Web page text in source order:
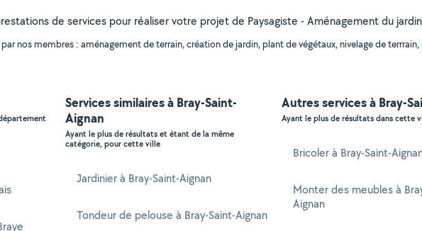
de services pour réaliser votre projet de Paysagiste - Aménagement du
nos membres : aménagement de terrain, création de jardin, plant de végétaux, nivelage de
Services similaires à Bray-Saint-
Aignan
Ayant le plus de résultats et étant de la même
catégorie, pour cette ville
Jardinier à Bray-Saint-Aignan
Tondeur de pelouse à Bray-Saint-Aignan
Autres services à Bray-
Ayant le plus de résultats dans cette
Bricoler à Bray-Saint-
Monter des meubles à
Aignan